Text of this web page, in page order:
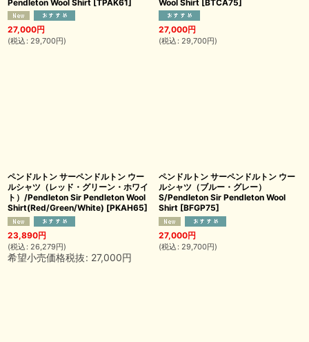
Pendleton Wool Shirt [TPAK61 ]
27,000円
(税込 : 29,700円)
Wool Shirt [BTCA75]
27,000円
(税込 : 29,700円)
ペンドルトン サーペンドルトン ウー
ルシャツ（レッド・グリーン・ホワイ
ト）/Pendleton Sir Pendleton Wool
Shirt(Red/Green/White) [PKAH65]
23,890円
(税込 : 26,279円)
希望小売価格税抜: 27,000円
ペンドルトン サーペンドルトン ウー
ルシャツ（ブルー・グレー）
S/Pendleton Sir Pendleton Wool
Shirt [BFGP75]
27,000円
(税込 : 29,700円)